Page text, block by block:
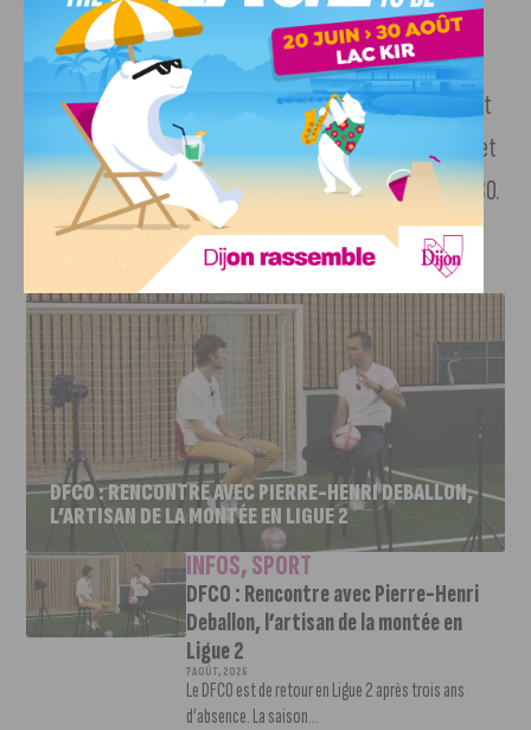
Comme les autres conférences régionales, la COP de
Bourgogne-Franche-Comté devrait, selon un calendrier
prévisionnel, dans un premier temps posé un diagnostic cet
hiver, avant d’identifier des leviers d’action au printemps et
finaliser une feuille de route à l’été 2024 pour l’horizon 2030.
J'AIME LE DFCO
DFCO : RENCONTRE AVEC PIERRE-HENRI DEBALLON,
L’ARTISAN DE LA MONTÉE EN LIGUE 2
INFOS,SPORT
DFCO : Rencontre avec Pierre-Henri
Deballon, l’artisan de la montée en
Ligue 2
7 AOÛT, 2026
Le DFCO est de retour en Ligue 2 après trois ans
d’absence. La saison...